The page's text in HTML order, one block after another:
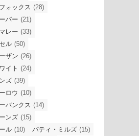
ォックス (28)
パー (21)
レー (33)
ル (50)
ザン (26)
イト (24)
ズ (39)
ロウ (10)
バンクス (14)
ンズ (15)
ル (10) パティ・ミルズ (15)